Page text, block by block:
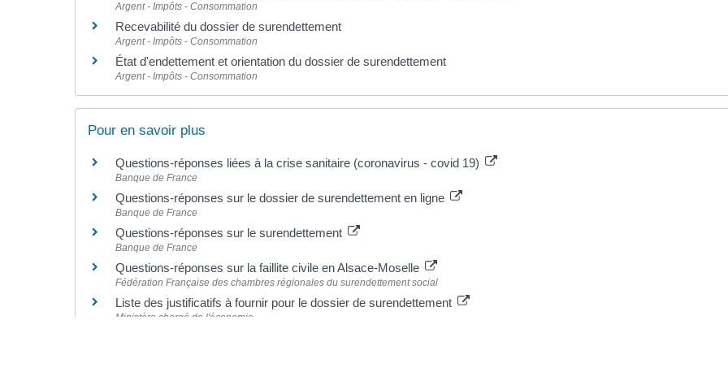
Argent - Impôts - Consommation
Recevabilité du dossier de surendettement
Argent - Impôts - Consommation
État d'endettement et orientation du dossier de surendettement
Argent - Impôts - Consommation
Pour en savoir plus
Questions-réponses liées à la crise sanitaire (coronavirus - covid 19)
Banque de France
Questions-réponses sur le dossier de surendettement en ligne
Banque de France
Questions-réponses sur le surendettement
Banque de France
Questions-réponses sur la faillite civile en Alsace-Moselle
Fédération Française des chambres régionales du surendettement social
Liste des justificatifs à fournir pour le dossier de surendettement
Ministère chargé de l'économie